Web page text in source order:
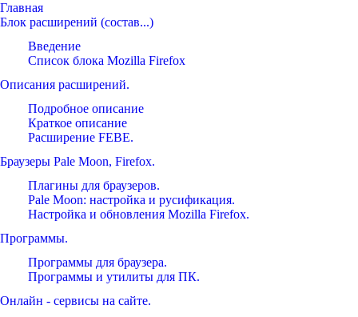
Главная
Блок расширений (состав...)
Введение
Список блока Mozilla Firefox
Описания расширений.
Подробное описание
Краткое описание
Расширение FEBE.
Браузеры Pale Moon, Firefox.
Плагины для браузеров.
Pale Moon: настройка и русификация.
Настройка и обновления Mozilla Firefox.
Программы.
Программы для браузера.
Программы и утилиты для ПК.
Онлайн - сервисы на сайте.